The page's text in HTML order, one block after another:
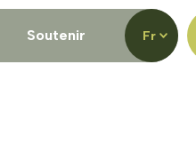
Soutenir Fr